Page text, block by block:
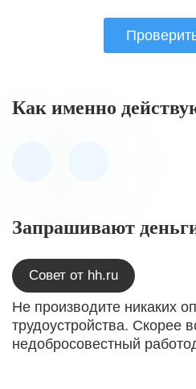
Как именно
Запрашивают
Совет от hh.ru
Не производите никаких
трудоустройства. Скорее
недобросовестный